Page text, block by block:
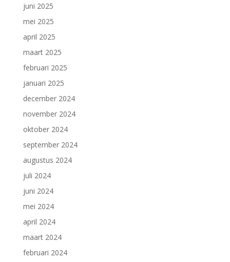
juni 2025
mei 2025
april 2025
maart 2025
februari 2025
januari 2025
december 2024
november 2024
oktober 2024
september 2024
augustus 2024
juli 2024
juni 2024
mei 2024
april 2024
maart 2024
februari 2024